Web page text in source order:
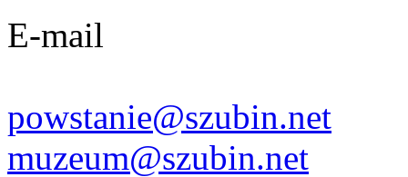
E-mail
powstanie@szubin.net
muzeum@szubin.net